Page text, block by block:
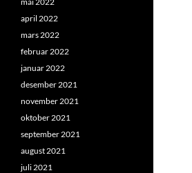
april 2022
mars 2022
februar 2022
januar 2022
desember 2021
november 2021
oktober 2021
september 2021
august 2021
juli 2021